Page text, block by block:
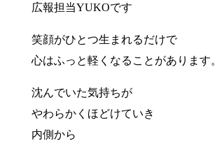
広報担当YUKOです
笑顔がひとつ生まれるだけで
心はふっと軽くなることがあります。
沈んでいた気持ちが
やわらかくほどけていき
内側から